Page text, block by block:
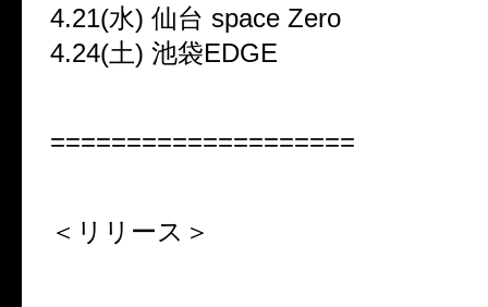
4.21(水) 仙台 space Zero
4.24(土) 池袋EDGE
====================
＜リリース＞